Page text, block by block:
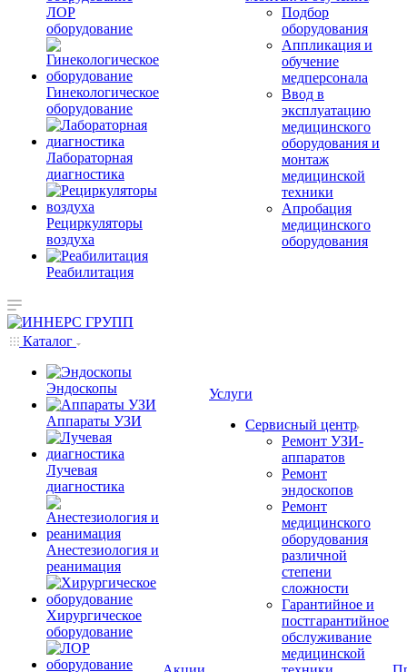
ЛОР
оборудование
Гинекологическое
оборудование
Лабораторная
диагностика
Рециркуляторы
воздуха
Реабилитация
Подбор
оборудования
Аппликация и
обучение
медперсонала
Ввод в
эксплуатацию
медицинского
оборудования и
монтаж
медицинской
техники
Апробация
медицинского
оборудования
Каталог
Эндоскопы
Аппараты УЗИ
Лучевая
диагностика
Анестезиология и
реанимация
Хирургическое
оборудование
Услуги
Сервисный центр
Ремонт УЗИ-
аппаратов
Ремонт
эндоскопов
Ремонт
медицинского
оборудования
различной
степени
сложности
Гарантийное и
постгарантийное
обслуживание
медицинской